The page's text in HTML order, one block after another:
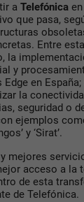
a Telefónica
que pasa,
Entre
la
y
en
la
seguridad o
ejemplos
y ‘Sirat’.
mejores
acceso a la
de esta
de Telefónica.